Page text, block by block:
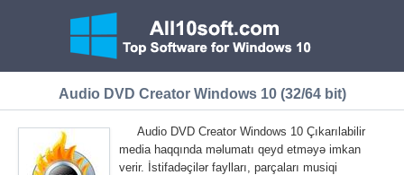
Audio DVD Creator Windows 10 (32/64 bit)
Audio DVD Creator Windows 10 Çıkarılabilir
media haqqında məlumatı qeyd etməyə imkan
verir. İstifadəçilər faylları, parçaları musiqi